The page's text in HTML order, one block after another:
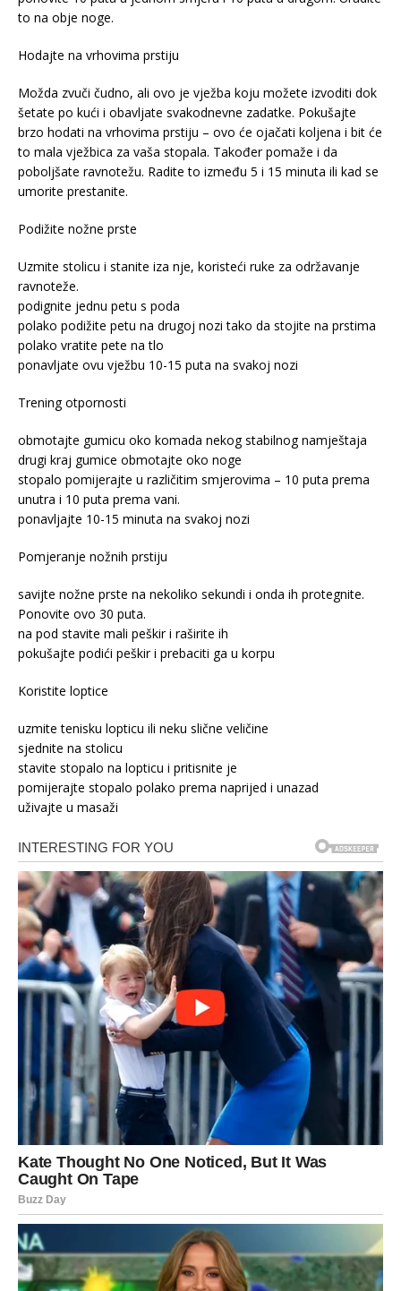
to na obje noge.
Hodajte na vrhovima prstiju
Možda zvuči čudno, ali ovo je vježba koju možete izvoditi dok
šetate po kući i obavljate svakodnevne zadatke. Pokušajte
brzo hodati na vrhovima prstiju – ovo će ojačati koljena i bit će
to mala vježbica za vaša stopala. Također pomaže i da
poboljšate ravnotežu. Radite to između 5 i 15 minuta ili kad se
umorite prestanite.
Podižite nožne prste
Uzmite stolicu i stanite iza nje, koristeći ruke za održavanje
ravnoteže.
podignite jednu petu s poda
polako podižite petu na drugoj nozi tako da stojite na prstima
polako vratite pete na tlo
ponavljate ovu vježbu 10-15 puta na svakoj nozi
Trening otpornosti
obmotajte gumicu oko komada nekog stabilnog namještaja
drugi kraj gumice obmotajte oko noge
stopalo pomijerajte u različitim smjerovima – 10 puta prema
unutra i 10 puta prema vani.
ponavljajte 10-15 minuta na svakoj nozi
Pomjeranje nožnih prstiju
savijte nožne prste na nekoliko sekundi i onda ih protegnite.
Ponovite ovo 30 puta.
na pod stavite mali peškir i raširite ih
pokušajte podići peškir i prebaciti ga u korpu
Koristite loptice
uzmite tenisku lopticu ili neku slične veličine
sjednite na stolicu
stavite stopalo na lopticu i pritisnite je
pomijerajte stopalo polako prema naprijed i unazad
uživajte u masaži